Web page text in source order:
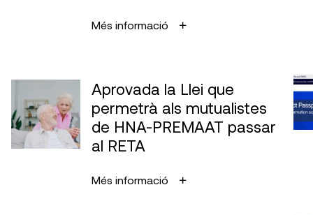
Més informació
Aprovada la Llei que
permetrà als mutualistes
de HNA-PREMAAT passar
al RETA
Més informació